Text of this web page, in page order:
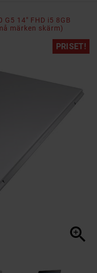
G5 14" FHD i5 8GB
märken skärm)
PRISET!
